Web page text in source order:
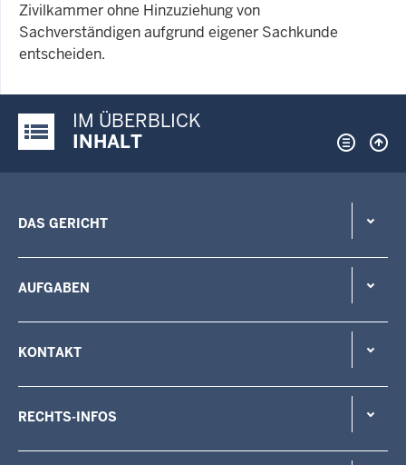
Zivilkammer ohne Hinzuziehung von
Sachverständigen aufgrund eigener Sachkunde
entscheiden.
Justiz-Portal im Überblick:
IM ÜBERBLICK
INHALT
DAS GERICHT
AUFGABEN
KONTAKT
RECHTS-INFOS